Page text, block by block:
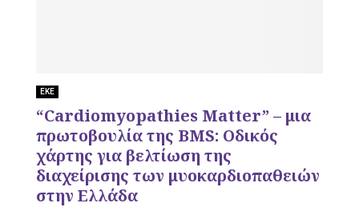
ΕΚΕ
“Cardiomyopathies Matter” – μια
πρωτοβουλία της BMS: Οδικός
χάρτης για βελτίωση της
διαχείρισης των μυοκαρδιοπαθειών
στην Ελλάδα